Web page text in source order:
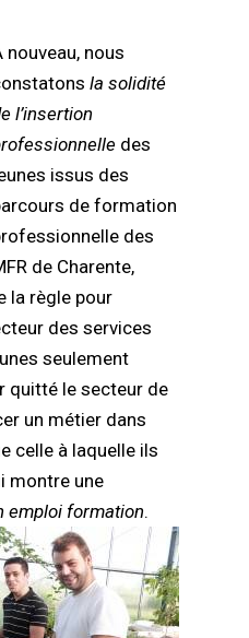
nouveau, nous
la solidité
l’insertion
des
issus des
de formation
des
de Charente,
la règle pour
des services
seulement
quitté le secteur de
un métier dans
celle à laquelle ils
montre une
emploi formation.